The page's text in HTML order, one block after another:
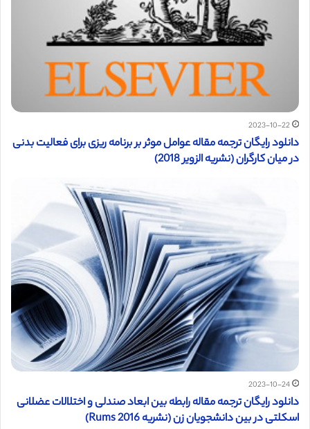
2023-10-22
دانلود رایگان ترجمه مقاله عوامل موثر بر برنامه ریزی برای فعالیت بدنی
در میان کارگران (نشریه الزویر 2018)
2023-10-24
دانلود رایگان ترجمه مقاله رابطه بین ابعاد صندلی و اختلالات عضلانی
اسکلتی در بین دانشجویان زن (نشریه Rums 2016)